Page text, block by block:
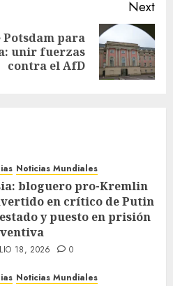
Next
para
unir fuerzas
contra el AfD
Noticias Mundiales
bloguero pro-Kremlin
en crítico de Putin
y puesto en prisión
18, 2026 0
Noticias Mundiales